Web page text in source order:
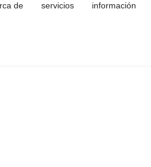
de servicios información